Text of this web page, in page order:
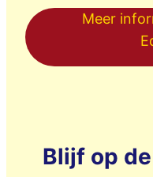
Meer
Blijf op